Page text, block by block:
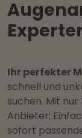
Ihr perfekter
schnell und
suchen. Mit
Anbieter:
sofort